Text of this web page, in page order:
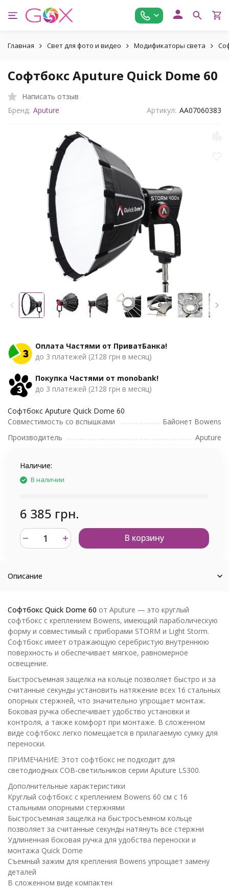
Главная Свет для фото и видео Модификаторы света
Софтбокс Aputure Quick Dome 60
Написать отзыв
Бренд: Aputure Артикул: AA07060383
Оплата Частями от ПриватБанка!
до 3 платежей (2128 грн в месяц)
Покупка Частями от monobank!
до 3 платежей (2128 грн в месяц)
Софтбокс Aputure Quick Dome 60
Совместимость со вспышками
Байонет Bowens
Производитель
Aputure
Наличие:
В наличии
6 385 грн.
В корзину
Описание
Софтбокс Quick Dome 60 от Aputure — это круглый
софтбокс с креплением Bowens, имеющий параболическую
форму и совместимый с приборами STORM и Light Storm.
Софтбокс имеет отражающую серебристую внутреннюю
поверхность и обеспечивает мягкое, равномерное
освещение.
Быстросъемная защелка на кольце позволяет быстро и за
считанные секунды установить натяжение всех 16 стальных
опорных стержней, что значительно упрощает монтаж.
Боковая ручка обеспечивает удобство установки и
контроля, а также комфорт при монтаже. В сложенном
виде софтбокс легко помещается в прилагаемую сумку для
переноски.
ПРИМЕЧАНИЕ: Этот софтбокс не подходит для
светодиодных COB-светильников серии Aputure LS300.
Дополнительные характеристики
Круглый софтбокс с креплением Bowens 60 см с 16
стальными опорными стержнями
Быстросъемная защелка на быстросъемном кольце
позволяет за считанные секунды натянуть все стержни
Удлиненная боковая ручка для удобства переноски и
монтажа Quick Dome
Съемный зажим для крепления Bowens упрощает замену
деталей
В сложенном виде компактен